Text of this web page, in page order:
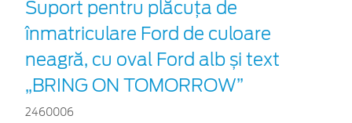
Suport pentru plăcuța de
înmatriculare Ford de culoare
neagră, cu oval Ford alb și text
„BRING ON TOMORROW”
2460006